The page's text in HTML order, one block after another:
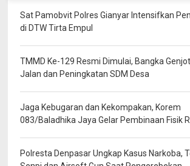
Sat Pamobvit Polres Gianyar Intensifkan
di DTW Tirta Empul
TMMD Ke-129 Resmi Dimulai, Bangka
Jalan dan Peningkatan SDM Desa
Jaga Kebugaran dan Kekompakan, Korem
083/Baladhika Jaya Gelar Pembinaan Fisik
Polresta Denpasar Ungkap Kasus Narkoba,